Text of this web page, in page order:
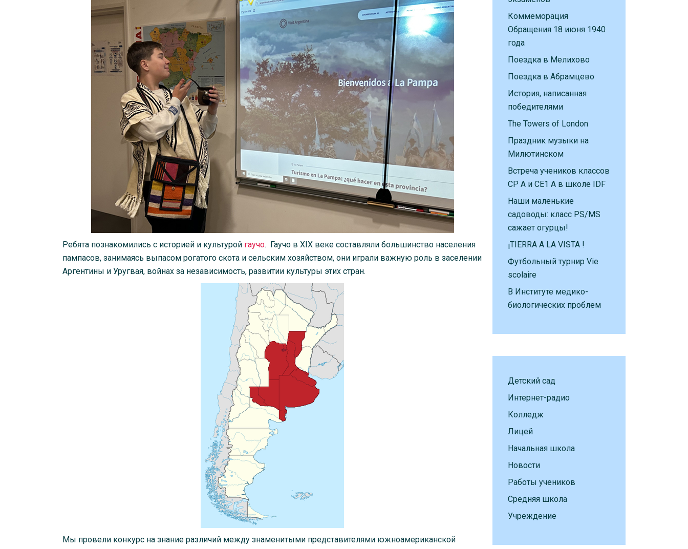
Ребята познакомились с историей и культурой гаучо. Гаучо в XIX веке составляли большинство населения
пампасов, занимаясь выпасом рогатого скота и сельским хозяйством, они играли важную роль в заселении
Аргентины и Уругвая, войнах за независимость, развитии культуры этих стран.
Мы провели конкурс на знание различий между знаменитыми представителями южноамериканской
Коммеморация
Обращения 18 июня 1940
года
Поездка в Мелихово
Поездка в Абрамцево
История, написанная
победителями
The Towers of London
Праздник музыки на
Милютинском
Встреча учеников классов
CP A и CE1 A в школе IDF
Наши маленькие
садоводы: класс PS/MS
сажает огурцы!
¡TIERRA A LA VISTA !
Футбольный турнир Vie
scolaire
В Институте медико-
биологических проблем
Детский сад
Интернет-радио
Колледж
Лицей
Начальная школа
Новости
Работы учеников
Средняя школа
Учреждение